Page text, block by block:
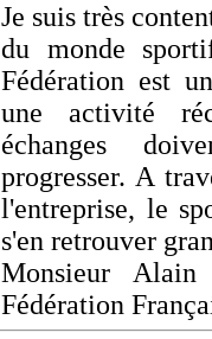
Je suis très
du monde
Fédération est
une activité
échanges
progresser. A
l'entreprise, le
s'en retrouver
Monsieur
Fédération